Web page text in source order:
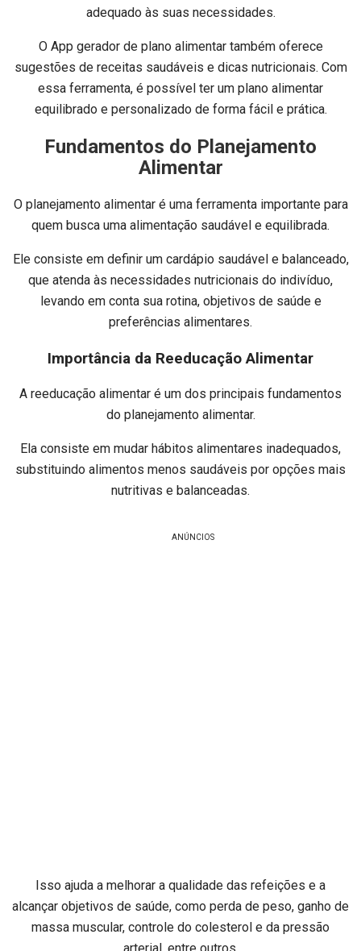
adequado às suas necessidades.
O App gerador de plano alimentar também oferece
sugestões de receitas saudáveis e dicas nutricionais. Com
essa ferramenta, é possível ter um plano alimentar
equilibrado e personalizado de forma fácil e prática.
Fundamentos do Planejamento
Alimentar
O planejamento alimentar é uma ferramenta importante para
quem busca uma alimentação saudável e equilibrada.
Ele consiste em definir um cardápio saudável e balanceado,
que atenda às necessidades nutricionais do indivíduo,
levando em conta sua rotina, objetivos de saúde e
preferências alimentares.
Importância da Reeducação Alimentar
A reeducação alimentar é um dos principais fundamentos
do planejamento alimentar.
Ela consiste em mudar hábitos alimentares inadequados,
substituindo alimentos menos saudáveis por opções mais
nutritivas e balanceadas.
ANÚNCIOS
Isso ajuda a melhorar a qualidade das refeições e a
alcançar objetivos de saúde, como perda de peso, ganho de
massa muscular, controle do colesterol e da pressão